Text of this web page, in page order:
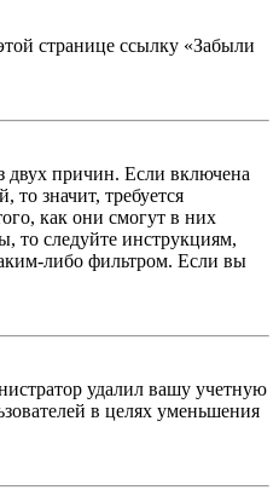
странице ссылку «Забыли
двух причин. Если включена
значит, требуется
как они смогут в них
то следуйте инструкциям,
либо фильтром. Если вы
удалил вашу учетную
в целях уменьшения